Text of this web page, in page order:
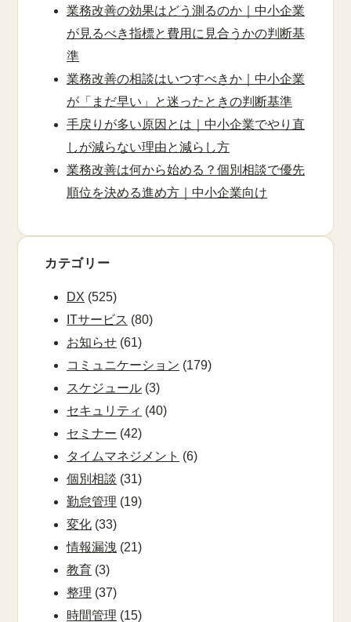
業務改善の効果はどう測るのか｜中小企業
が見るべき指標と費用に見合うかの判断基
準
業務改善の相談はいつすべきか｜中小企業
が「まだ早い」と迷ったときの判断基準
手戻りが多い原因とは｜中小企業でやり直
しが減らない理由と減らし方
業務改善は何から始める？個別相談で優先
順位を決める進め方｜中小企業向け
カテゴリー
DX (525)
ITサービス (80)
お知らせ (61)
コミュニケーション (179)
スケジュール (3)
セキュリティ (40)
セミナー (42)
タイムマネジメント (6)
個別相談 (31)
勤怠管理 (19)
変化 (33)
情報漏洩 (21)
教育 (3)
整理 (37)
時間管理 (15)